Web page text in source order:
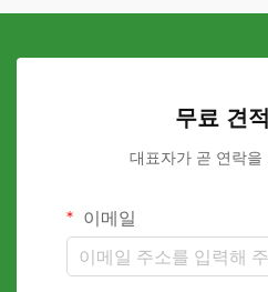
무료 견
대표자가 곧 연락을
이메일